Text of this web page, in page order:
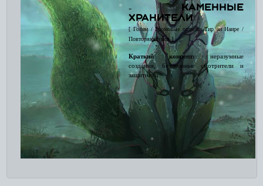
» Каменные
хранители
[ Голем / Громовые острова Тир ан Наире /
Повторяющийся ]
Краткий концепт: неразумные
создания, безмолвные смотрители и
защитники